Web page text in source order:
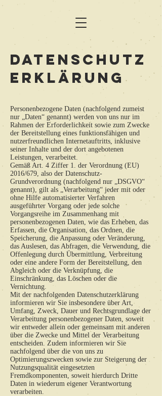
Datenschutz
erklärung
Personenbezogene Daten (nachfolgend zumeist
nur „Daten“ genannt) werden von uns nur im
Rahmen der Erforderlichkeit sowie zum Zwecke
der Bereitstellung eines funktionsfähigen und
nutzerfreundlichen Internetauftritts, inklusive
seiner Inhalte und der dort angebotenen
Leistungen, verarbeitet.
Gemäß Art. 4 Ziffer 1. der Verordnung (EU)
2016/679, also der Datenschutz-
Grundverordnung (nachfolgend nur „DSGVO“
genannt), gilt als „Verarbeitung“ jeder mit oder
ohne Hilfe automatisierter Verfahren
ausgeführter Vorgang oder jede solche
Vorgangsreihe im Zusammenhang mit
personenbezogenen Daten, wie das Erheben, das
Erfassen, die Organisation, das Ordnen, die
Speicherung, die Anpassung oder Veränderung,
das Auslesen, das Abfragen, die Verwendung, die
Offenlegung durch Übermittlung, Verbreitung
oder eine andere Form der Bereitstellung, den
Abgleich oder die Verknüpfung, die
Einschränkung, das Löschen oder die
Vernichtung.
Mit der nachfolgenden Datenschutzerklärung
informieren wir Sie insbesondere über Art,
Umfang, Zweck, Dauer und Rechtsgrundlage der
Verarbeitung personenbezogener Daten, soweit
wir entweder allein oder gemeinsam mit anderen
über die Zwecke und Mittel der Verarbeitung
entscheiden. Zudem informieren wir Sie
nachfolgend über die von uns zu
Optimierungszwecken sowie zur Steigerung der
Nutzungsqualität eingesetzten
Fremdkomponenten, soweit hierdurch Dritte
Daten in wiederum eigener Verantwortung
verarbeiten.